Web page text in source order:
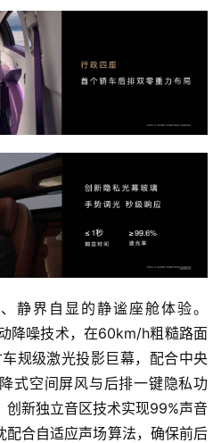
静界自显的静谧座舱体验。
降噪技术，在60km/h粗糙路面
规级激光投影巨幕，配合中央
式空间屏风与后排一键隐私功
创新独立音区技术实现99%声音
配合自适应声场算法，确保前后